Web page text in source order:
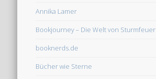
Annika Lamer
Bookjourney – Die Welt von Sturmfeuer
booknerds.de
Bücher wie Sterne